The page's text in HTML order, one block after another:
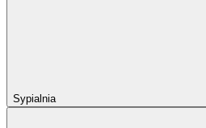
Sypialnia